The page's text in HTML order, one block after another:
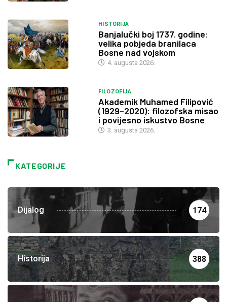
HISTORIJA
Banjalučki boj 1737. godine:
velika pobjeda branilaca
Bosne nad vojskom
4. augusta 2026.
FILOZOFIJA
Akademik Muhamed Filipović
(1929–2020): filozofska misao
i povijesno iskustvo Bosne
3. augusta 2026.
KATEGORIJE
Dijalog 174
Historija 388